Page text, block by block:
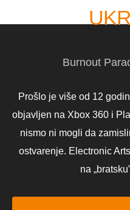
Burnout
Prošlo je više od 12
objavljen na Xbox 360 i
nismo ni mogli da
ostvarenje. Electronic
na